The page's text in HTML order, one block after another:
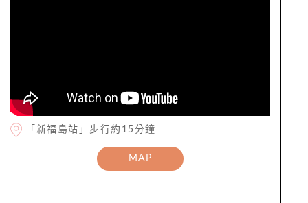
「新福島站」步行約15分鐘
MAP